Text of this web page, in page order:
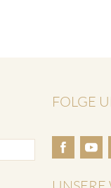
FOLGE